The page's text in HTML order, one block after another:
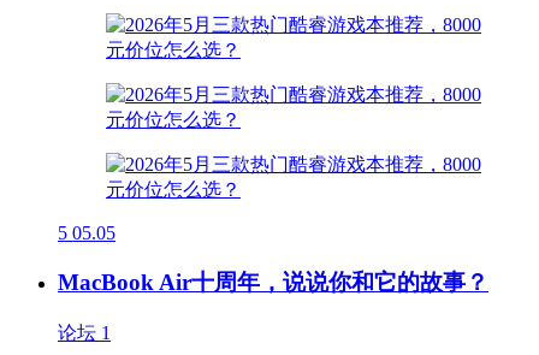
5 05.05
MacBook Air十周年，说说你和它的故事？
论坛 1